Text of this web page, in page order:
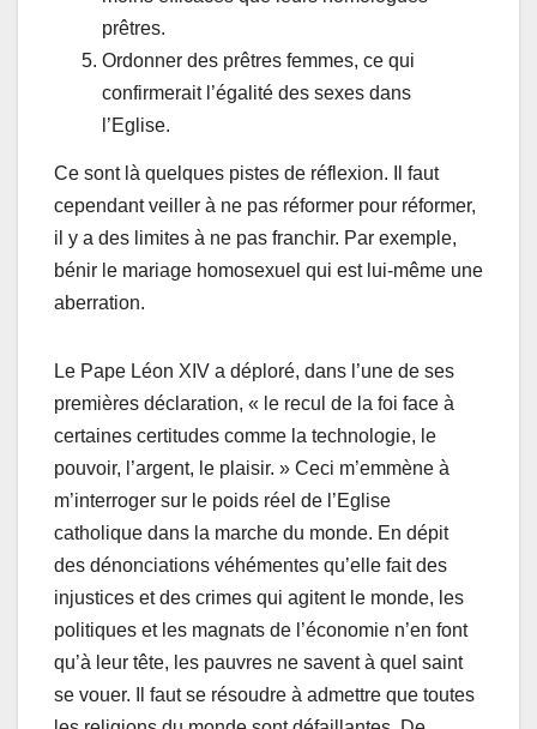
prêtres.
Ordonner des prêtres femmes, ce qui
confirmerait l’égalité des sexes dans
l’Eglise.
Ce sont là quelques pistes de réflexion. Il faut
cependant veiller à ne pas réformer pour réformer,
il y a des limites à ne pas franchir. Par exemple,
bénir le mariage homosexuel qui est lui-même une
aberration.
Le Pape Léon XIV a déploré, dans l’une de ses
premières déclaration, « le recul de la foi face à
certaines certitudes comme la technologie, le
pouvoir, l’argent, le plaisir. » Ceci m’emmène à
m’interroger sur le poids réel de l’Eglise
catholique dans la marche du monde. En dépit
des dénonciations véhémentes qu’elle fait des
injustices et des crimes qui agitent le monde, les
politiques et les magnats de l’économie n’en font
qu’à leur tête, les pauvres ne savent à quel saint
se vouer. Il faut se résoudre à admettre que toutes